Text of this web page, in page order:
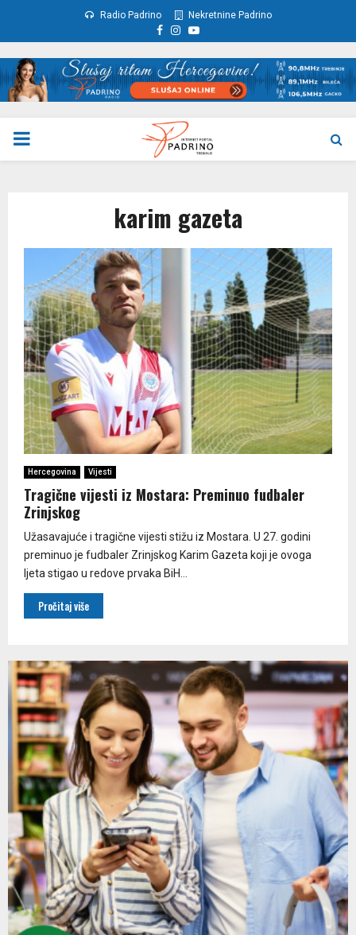
Radio Padrino Nekretnine Padrino
Facebook
Instagram
Youtube
PRIMARY
karim gazeta
Hercegovina Vijesti
Tragične vijesti iz Mostara: Preminuo fudbaler
Zrinjskog
Užasavajuće i tragične vijesti stižu iz Mostara. U 27. godini
preminuo je fudbaler Zrinjskog Karim Gazeta koji je ovoga
ljeta stigao u redove prvaka BiH...
Pročitaj više